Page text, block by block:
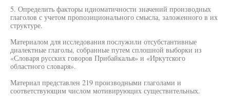
5. Определить факторы идиоматичности значений производных
глаголов с учетом пропозиционального смысла, заложенного в их
структуре.
Материалом для исследования послужили отсубстантивные
диалектные глаголы, собранные путем сплошной выборки из
«Словаря русских говоров Прибайкалья» и «Иркутского
областного словаря».
Материал представлен 219 производными глаголами и
соответствующим числом мотивирующих существительных.